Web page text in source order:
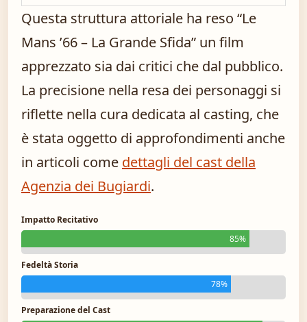
Questa struttura attoriale ha reso “Le
Mans ’66 – La Grande Sfida” un film
apprezzato sia dai critici che dal pubblico.
La precisione nella resa dei personaggi si
riflette nella cura dedicata al casting, che
è stata oggetto di approfondimenti anche
in articoli come dettagli del cast della
Agenzia dei Bugiardi.
Impatto Recitativo
85%
Fedeltà Storia
78%
Preparazione del Cast